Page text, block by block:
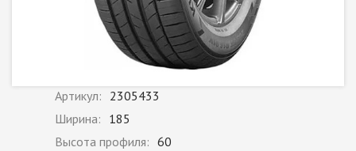
Артикул: 2305433
Ширина: 185
Высота профиля: 60